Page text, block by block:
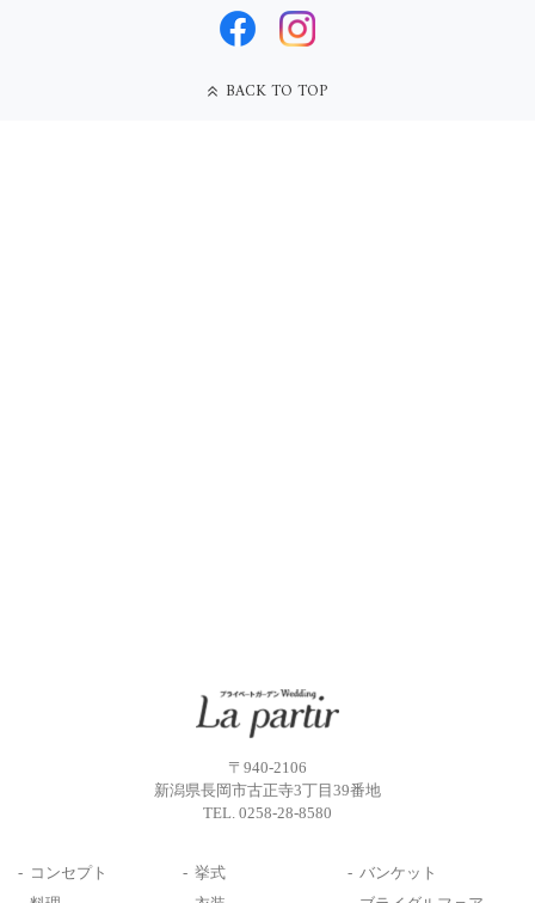
BACK TO TOP
〒940-2106
新潟県長岡市古正寺3丁目39番地
TEL. 0258-28-8580
コンセプト 挙式
バンケット